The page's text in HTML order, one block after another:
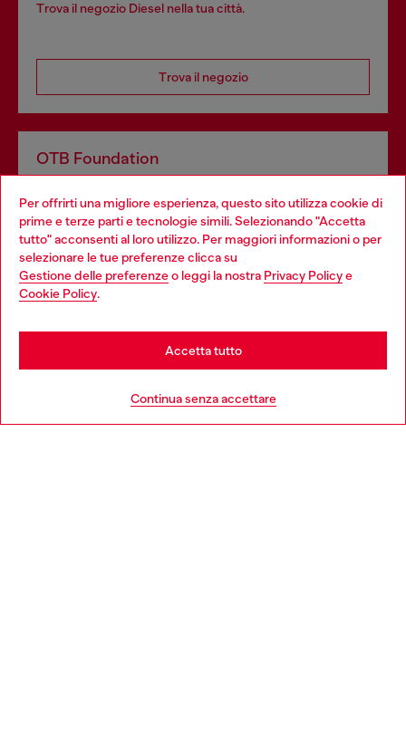
Per offrirti una migliore esperienza, questo sito utilizza cookie di
prime e terze parti e tecnologie simili. Selezionando "Accetta
tutto" acconsenti al loro utilizzo. Per maggiori informazioni o per
selezionare le tue preferenze clicca su
Gestione delle preferenzeo leggi la nostra Privacy Policye
Cookie Policy.
Continua senza accettare
Accetta tutto
Trova il negozio Diesel nella tua città.
Trova il negozio
OTB Foundation
profit del gruppo OTB che sostiene progetti concreti per
giovani, donne, inclusione ed emergenze in tutto il mondo.
Choose your location
You are currently browsing Italia website, but it seems you may
be based in United States